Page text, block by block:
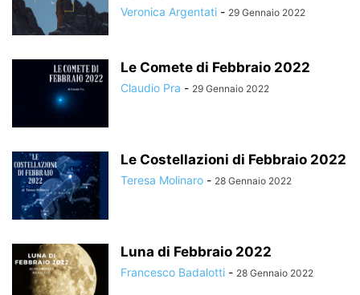
Veronica Argentati - 29 Gennaio 2022
Le Comete di Febbraio 2022
Claudio Pra - 29 Gennaio 2022
Le Costellazioni di Febbraio 2022
Teresa Molinaro - 28 Gennaio 2022
Luna di Febbraio 2022
Francesco Badalotti - 28 Gennaio 2022